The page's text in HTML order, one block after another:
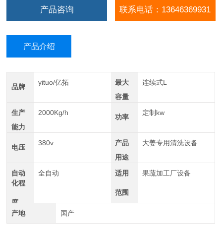
产品咨询 联系电话：13646369931
产品介绍
品牌
yituo/亿拓
最大
容量
连续式L
生产
能力
2000Kg/h
功率
定制kw
电压
380v
产品
用途
大姜专用清洗设备
自动
化程
度
全自动 适用
范围
果蔬加工厂设备
产地 国产